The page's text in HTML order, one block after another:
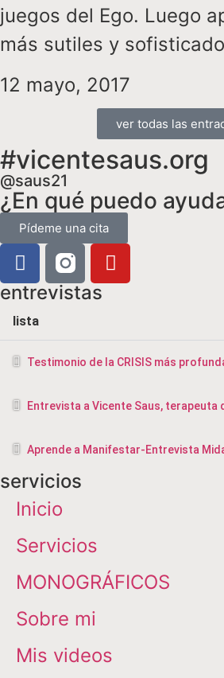
juegos del Ego. Luego
más sutiles y
12 mayo, 2017
ver todas las
#vicentesaus.org
@saus21
¿En qué puedo
Pídeme una cita
entrevistas
lista
Testimonio de la CRISIS más
Aprende a Manifestar-Entrevista
servicios
Inicio
Servicios
MONOGRÁFICOS
Sobre mi
Mis videos